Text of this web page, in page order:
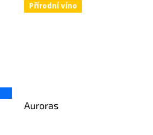
Přírodní víno
Auroras